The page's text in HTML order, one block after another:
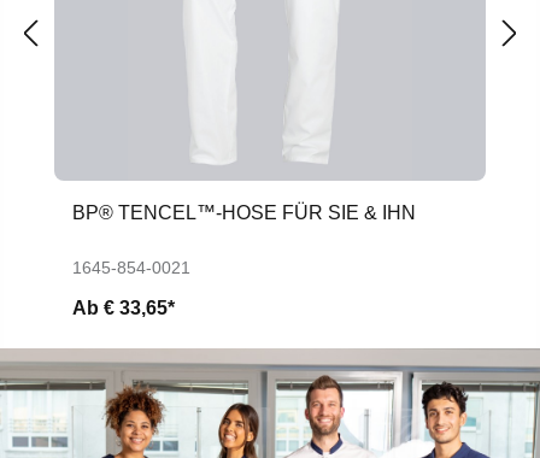
BP® TENCEL™-HOSE FÜR SIE & IHN
1645-854-0021
Ab € 33,65*